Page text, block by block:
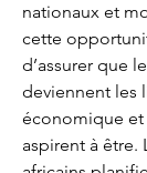
nationaux et
cette
d’assurer que
deviennent les
économique et
aspirent à être.